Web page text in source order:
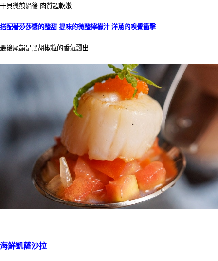
干貝微煎過後 肉質超軟嫩
搭配著莎莎醬的酸甜 提味的微酸檸檬汁 洋蔥的嗅覺衝擊
最後尾韻是黑胡椒粒的香氣飄出
海鮮凱薩沙拉